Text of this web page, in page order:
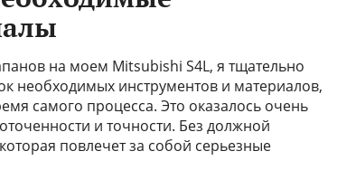
на моем Mitsubishi S4L, я тщательно
необходимых инструментов и материалов,
самого процесса. Это оказалось очень
и точности. Без должной
повлечет за собой серьезные